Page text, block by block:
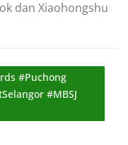
dan Xiaohongshu
#Puchong
#MBSJ